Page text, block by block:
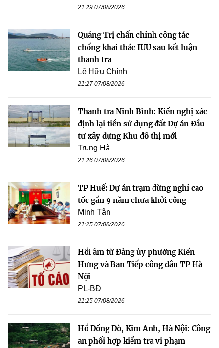
21:29 07/08/2026
Quảng Trị chấn chỉnh công tác
chống khai thác IUU sau kết luận
thanh tra
Lê Hữu Chính
21:27 07/08/2026
Thanh tra Ninh Bình: Kiến nghị xác
định lại tiền sử dụng đất Dự án Đầu
tư xây dựng Khu đô thị mới
Trung Hà
21:26 07/08/2026
TP Huế: Dự án trạm dừng nghỉ cao
tốc gần 9 năm chưa khởi công
Minh Tân
21:25 07/08/2026
Hồi âm từ Đảng ủy phường Kiến
Hưng và Ban Tiếp công dân TP Hà
Nội
PL-BĐ
21:25 07/08/2026
Hồ Đồng Đò, Kim Anh, Hà Nội: Công
an phối hợp kiểm tra vi phạm